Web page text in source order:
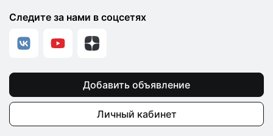
Следите за нами в соцсетях
Добавить объявление
Личный кабинет